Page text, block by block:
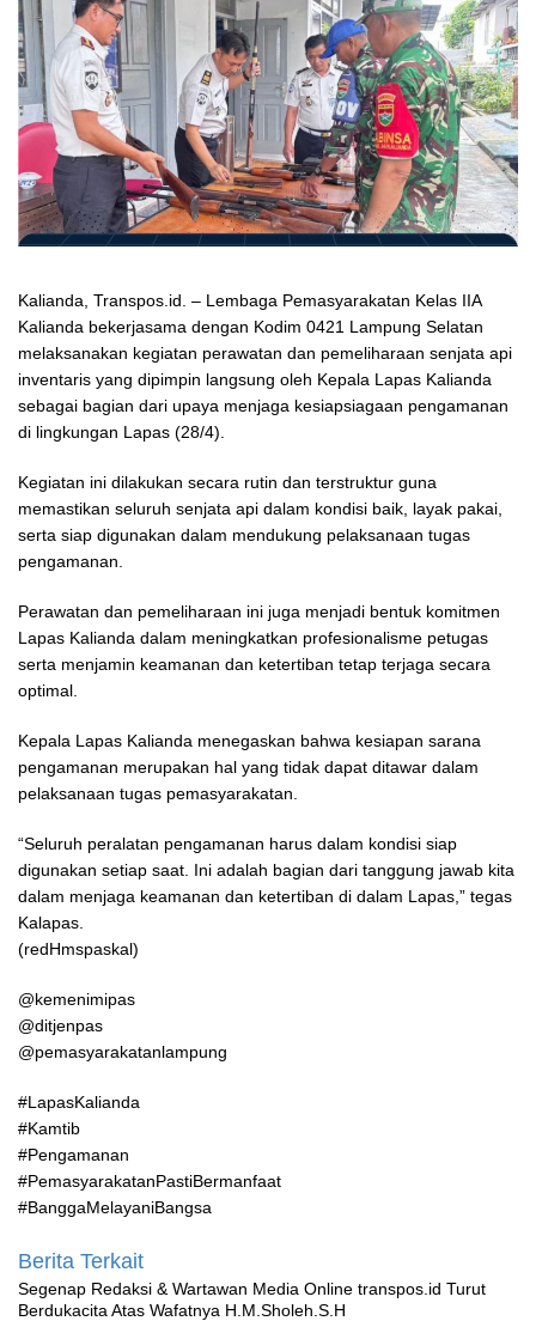
Kalianda, Transpos.id. – Lembaga Pemasyarakatan Kelas IIA
Kalianda bekerjasama dengan Kodim 0421 Lampung Selatan
melaksanakan kegiatan perawatan dan pemeliharaan senjata api
inventaris yang dipimpin langsung oleh Kepala Lapas Kalianda
sebagai bagian dari upaya menjaga kesiapsiagaan pengamanan
di lingkungan Lapas (28/4).
Kegiatan ini dilakukan secara rutin dan terstruktur guna
memastikan seluruh senjata api dalam kondisi baik, layak pakai,
serta siap digunakan dalam mendukung pelaksanaan tugas
pengamanan.
Perawatan dan pemeliharaan ini juga menjadi bentuk komitmen
Lapas Kalianda dalam meningkatkan profesionalisme petugas
serta menjamin keamanan dan ketertiban tetap terjaga secara
optimal.
Kepala Lapas Kalianda menegaskan bahwa kesiapan sarana
pengamanan merupakan hal yang tidak dapat ditawar dalam
pelaksanaan tugas pemasyarakatan.
“Seluruh peralatan pengamanan harus dalam kondisi siap
digunakan setiap saat. Ini adalah bagian dari tanggung jawab kita
dalam menjaga keamanan dan ketertiban di dalam Lapas,” tegas
Kalapas.
(redHmspaskal)
@kemenimipas
@ditjenpas
@pemasyarakatanlampung
#LapasKalianda
#Kamtib
#Pengamanan
#PemasyarakatanPastiBermanfaat
#BanggaMelayaniBangsa
Berita Terkait
Segenap Redaksi & Wartawan Media Online transpos.id Turut
Berdukacita Atas Wafatnya H.M.Sholeh.S.H